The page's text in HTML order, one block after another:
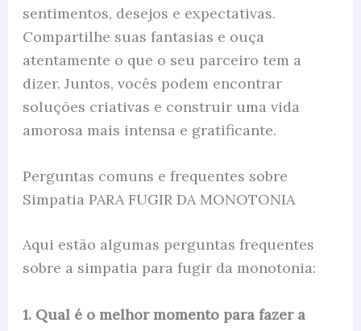
sentimentos, desejos e expectativas.
Compartilhe suas fantasias e ouça
atentamente o que o seu parceiro tem a
dizer. Juntos, vocês podem encontrar
soluções criativas e construir uma vida
amorosa mais intensa e gratificante.
Perguntas comuns e frequentes sobre
Simpatia PARA FUGIR DA MONOTONIA
Aqui estão algumas perguntas frequentes
sobre a simpatia para fugir da monotonia:
1. Qual é o melhor momento para fazer a